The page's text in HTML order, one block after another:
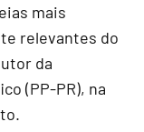
mais
relevantes do
da
(PP-PR), na